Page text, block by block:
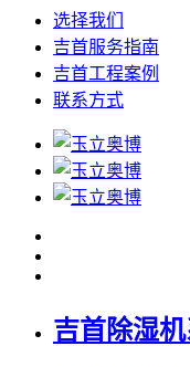
选择我们
吉首服务指南
吉首工程案例
联系方式
吉首除湿机